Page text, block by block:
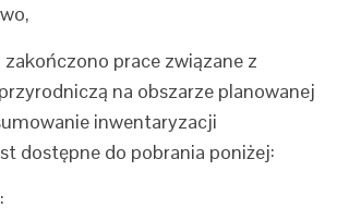
prace związane z
na obszarze planowanej
inwentaryzacji
dostępne do pobrania poniżej: